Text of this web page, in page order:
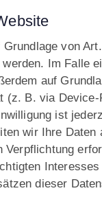
von
Im Falle
auf
(z. B. via Device-
ist
wir Ihre Daten
dieser